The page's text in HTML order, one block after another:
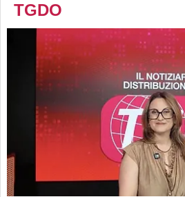
TGDO